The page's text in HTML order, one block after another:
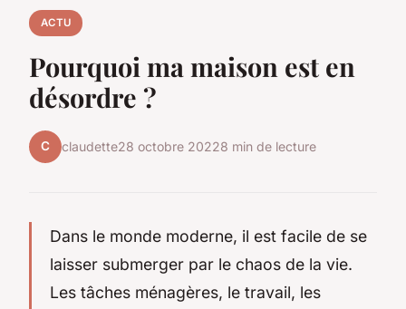
ACTU
Pourquoi ma maison est en
désordre ?
C claudette28 octobre 20228 min de lecture
Dans le monde moderne, il est facile de se
laisser submerger par le chaos de la vie.
Les tâches ménagères, le travail, les